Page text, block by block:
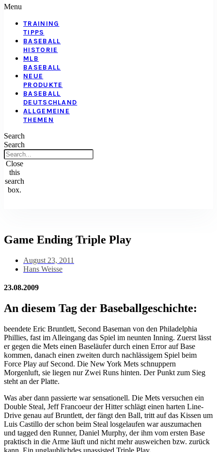
Menu
TRAINING
TIPPS
BASEBALL
HISTORIE
MLB
BASEBALL
NEUE
PRODUKTE
BASEBALL
DEUTSCHLAND
ALLGEMEINE
THEMEN
Search
Search
Close
this
search
box.
Game Ending Triple Play
August 23, 2011
Hans Weisse
23.08.2009
An diesem Tag der Baseballgeschichte:
beendete Eric Bruntlett, Second Baseman von den Philadelphia
Phillies, fast im Alleingang das Spiel im neunten Inning. Zuerst lässt
er gegen die Mets einen Baseläufer durch einen Error auf Base
kommen, danach einen zweiten durch nachlässigem Spiel beim
Force Play auf Second. Die New York Mets schnuppern
Morgenluft, sie liegen nur Zwei Runs hinten. Der Punkt zum Sieg
steht an der Platte.
Was aber dann passierte war sensationell. Die Mets versuchen ein
Double Steal, Jeff Francoeur der Hitter schlägt einen harten Line-
Drive genau auf Bruntlett, der fängt den Ball, tritt auf das Kissen um
Luis Castillo der schon beim Steal losgelaufen war auszumachen
und tagged den Runner, Daniel Murphy, der ihm vom ersten Base
praktisch in die Arme läuft und nicht mehr ausweichen bzw. zurück
kann. Ein unglaublichdes unassisted Triple Play.